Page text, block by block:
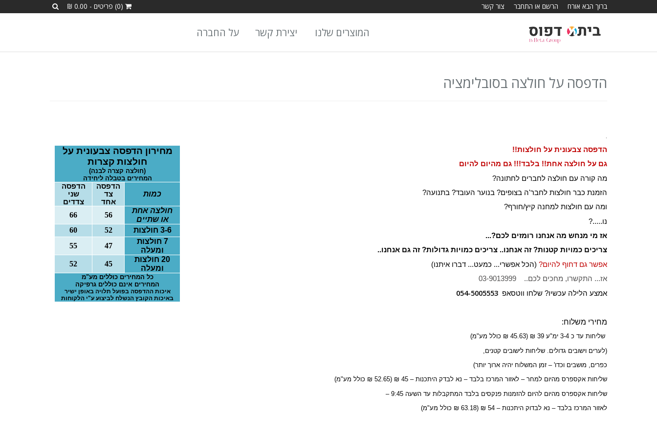
ברוך הבא אורח הרשם או התחבר צור קשר (0) פריטים - 0.00 ₪
המוצרים שלנו יצירת קשר על החברה
הדפסה על חולצה בסובלימציה
.
מחירון הדפסה צבעונית על
חולצות קצרות
(חולצה קצרה לבנה)
המחירים בטבלה ליחידה
כמות
הדפסה
צד
אחד
הדפסה
שני
צדדים
חולצה אחת
או שתיים
56
66
3-6 חולצות
52
60
7 חולצות
ומעלה
47
55
20 חולצות
ומעלה
45
52
כל המחירים כוללים מע"מ
המחירים אינם כוללים גרפיקה
איכות ההדפסה בפועל תלויה באופן ישיר
באיכות הקובץ הנשלח לביצוע ע"י הלקוחות
הדפסה צבעונית על חולצות!!
גם על חולצה אחת!! בלבד!!! גם מהיום להיום
מה קורה עם חולצה לחברים לחתונה?
הזמנת כבר חולצות לחבר'ה בצופים? בנוער העובד? בתנועה?
ומה עם חולצות למחנה קיץ/חורף?
נו.....?
אז מי מנחש מה אנחנו רומזים לכם?...
צריכים כמויות קטנות? זה אנחנו.. צריכים כמויות גדולות? זה גם אנחנו..
אפשר גם דחוף להיום? (הכל אפשרי... כמעט... דברו איתנו)
אז... התקשרו, מחכים לכם.. 03-9013999
אמצע הלילה עכשיו? שלחו ווטסאפ
מחירי משלוח:
שליחות עד כ 3-4 ימ"ע 39 ₪ (45.63 ₪ כולל מע"מ)
(לערים וישובים גדולים. שליחות לישובים קטנים,
כפרים, מושבים וכדו' – זמן המשלוח יהיה ארוך יותר)
שליחות אקספרס מהיום למחר – לאזור המרכז בלבד – נא לבדק היתכנות – 45 ₪ (52.65 ₪ כולל מע"מ)
שליחות אקספרס מהיום להיום להזמנות פנקסים בלבד המתקבלות עד השעה 9:45 –
לאזור המרכז בלבד – נא לבדוק היתכנות – 54 ₪ (63.18 ₪ כולל מע"מ)